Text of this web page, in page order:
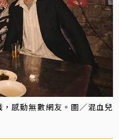
感動無數網友。圖／混血兒